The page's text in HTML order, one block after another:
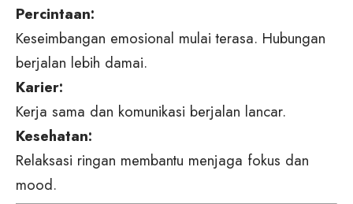
Percintaan:
Keseimbangan emosional mulai terasa. Hubungan
berjalan lebih damai.
Karier:
Kerja sama dan komunikasi berjalan lancar.
Kesehatan:
Relaksasi ringan membantu menjaga fokus dan
mood.